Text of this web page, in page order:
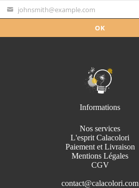
Your
email
johnsmith@example.com
OK
Informations
Nos services
L'esprit Calacolori
Paiement et Livraison
Mentions Légales
CGV
contact@calacolori.com